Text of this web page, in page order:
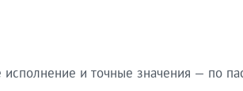
и точные значения — по